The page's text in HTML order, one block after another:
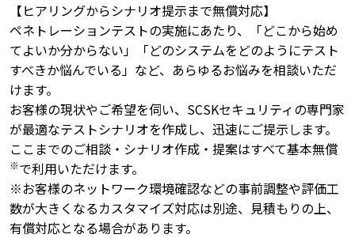
【ヒアリングからシナリオ提示まで無償対応】
ペネトレーションテストの実施にあたり、「どこから始め
てよいか分からない」「どのシステムをどのようにテスト
すべきか悩んでいる」など、あらゆるお悩みを相談いただ
けます。
お客様の現状やご希望を伺い、SCSKセキュリティの専門家
が最適なテストシナリオを作成し、迅速にご提示します。
ここまでのご相談・シナリオ作成・提案はすべて基本無償
※で利用いただけます。
※お客様のネットワーク環境確認などの事前調整や評価工
数が大きくなるカスタマイズ対応は別途、見積もりの上、
有償対応となる場合があります。